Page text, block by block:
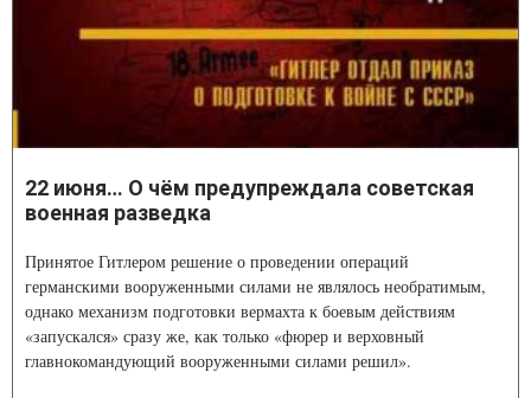
22 июня… О чём предупреждала советская
военная разведка
Принятое Гитлером решение о проведении операций
германскими вооруженными силами не являлось необратимым,
однако механизм подготовки вермахта к боевым действиям
«запускался» сразу же, как только «фюрер и верховный
главнокомандующий вооруженными силами решил».